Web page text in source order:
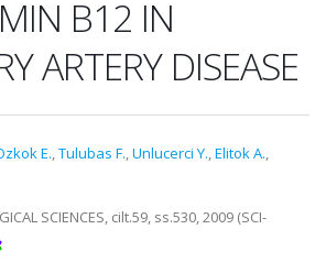
B12 IN
ARTERY DISEASE
E.,Tulubas F.,Unlucerci Y.,Elitok A.,
SCIENCES, cilt.59, ss.530, 2009 (SCI-